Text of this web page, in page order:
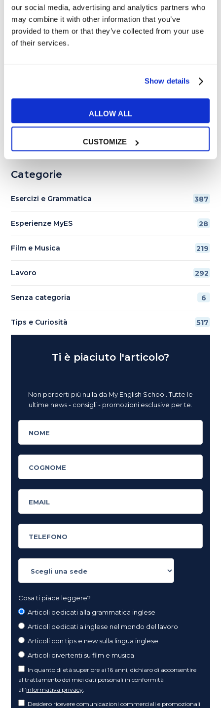
our social media, advertising and analytics partners who
may combine it with other information that you’ve
provided to them or that they’ve collected from your use
of their services.
Show details
ALLOW ALL
CUSTOMIZE
inglese?
Cosa significano red flag,
I migliori 10
inglese
leggere
Categorie
Esercizi e Grammatica 387
Esperienze MyES 28
Film e Musica 219
Lavoro 292
Senza categoria 6
Tips e Curiosità 517
Ti è piaciuto l'articolo?
Non perderti più nulla da My English School. Tutte le
ultime news - consigli - promozioni esclusive per te.
Cosa ti piace leggere?
Articoli dedicati alla grammatica inglese
Articoli dedicati a inglese nel mondo del lavoro
Articoli con tips e new sulla lingua inglese
Articoli divertenti su film e musica
In quanto di età superiore ai 16 anni, dichiaro di acconsentire
al trattamento dei miei dati personali in conformità
all’informativa privacy
Desidero ricevere comunicazioni commerciali e promozionali